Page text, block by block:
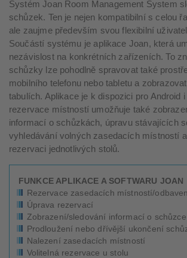
Systém Joan Room Management System
schůzek. Ten je nejen kompatibilní s celou
ale zaujme především svou flexibilní
Součástí systému je aplikace Joan, která
nezávislost na konkrétních zařízeních. To
schůzky lze pohodlně spravovat také
mobilního telefonu nebo tabletu a
tabulích. Aplikace je k dispozici pro Android
rezervace místností umožňuje také
informací o schůzkách, úpravu stávajících
vyhledávání volných zasedacích místností
rezervaci jednotlivých stolů.
FUNKCE APLIKACE A SOFTWARU JOAN
Rezervace zasedacích místností/
Úprava rezervací
Zobrazení/sledování informací o schůzce
Prodloužení nebo dřívější ukončení
Nalezení zasedacích místností
Volitelná rezervace u stolu